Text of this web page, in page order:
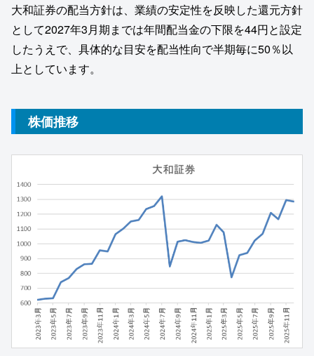
大和証券の配当方針は、業績の安定性を反映した還元方針
として2027年3月期までは年間配当金の下限を44円と設定
したうえで、具体的な目安を配当性向で半期毎に50％以
上としています。
株価推移